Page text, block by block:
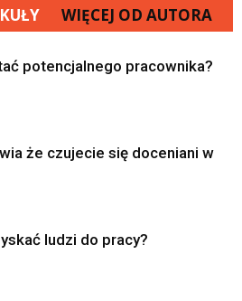
WIĘCEJ OD AUTORA
potencjalnego pracownika?
że czujecie się doceniani w
ludzi do pracy?